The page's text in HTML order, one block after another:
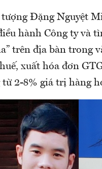
Đặng Nguyệt
hành Công ty và
trên địa bàn trong
xuất hóa đơn
từ 2-8% giá trị hàng